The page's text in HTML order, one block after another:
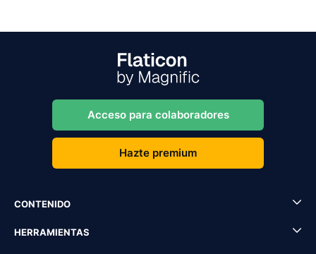
Acceso para colaboradores
Hazte premium
CONTENIDO
HERRAMIENTAS